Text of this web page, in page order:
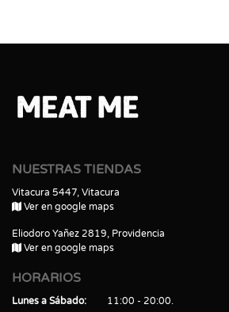
NUESTRAS TIENDAS
Vitacura 5447, Vitacura
Ver en google maps
Eliodoro Yañez 2819, Providencia
Ver en google maps
HORARIOS
Lunes a Sábado
11:00 - 20:00